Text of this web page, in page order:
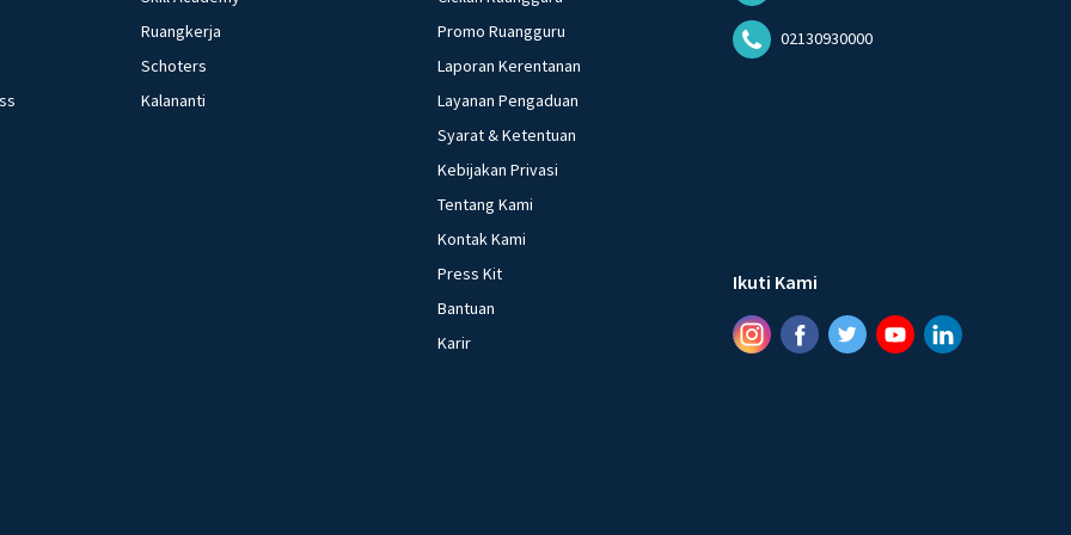
bahasa yang sejenis dengan mager pada kalimat 1 adalah.... a. magang b. oncom
Ruangkerja
Schoters
Kalananti
Promo Ruangguru
Laporan Kerentanan
Layanan Pengaduan
Syarat & Ketentuan
Kebijakan Privasi
Tentang Kami
Kontak Kami
Press Kit
Bantuan
Karir
02130930000
Ikuti Kami